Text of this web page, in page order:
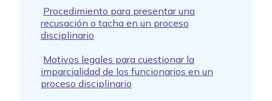
Procedimiento para presentar una
recusación o tacha en un proceso
disciplinario
Motivos legales para cuestionar la
imparcialidad de los funcionarios en un
proceso disciplinario